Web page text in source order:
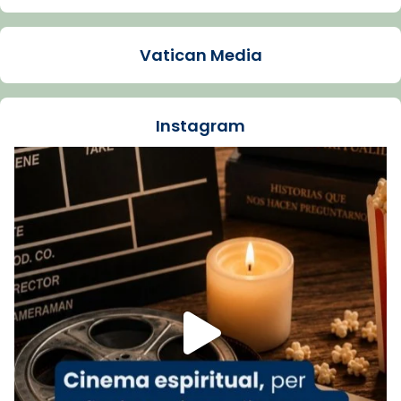
Arquebisbat de Barcelona
La Carmina va patir depressió. Fa gairebé
dos mesos, a l'Estadi Lluís Companys, la
Recupera l'entrevista comp
Vatican
tican News 👇
www.vaticannews.va/es/iglesia/news/2026-
07/carmina-historia-depresion-papa-viaje-
espana-testimoni...
Foto
View on Facebook · Share
Arquebisbat de Barcelona
2 weeks ago
Vatican Media
Instagram